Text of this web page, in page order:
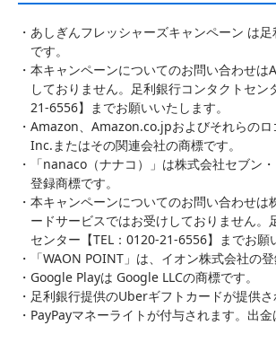
あしぎんフレッシャーズキャンペーン は
です。
本キャンペーンについてのお問い合わせは
しておりません。足利銀行コンタクトセン
21-6556】までお願いいたします。
Amazon、Amazon.co.jpおよびそれらの
Inc.またはその関連会社の商標です。
「nanaco（ナナコ）」は株式会社セブン
登録商標です。
本キャンペーンについてのお問い合わせは
ードサービスではお受けしておりません。
センター【TEL：0120-21-6556】までお願
「WAON POINT」は、イオン株式会社の登
Google Playは Google LLCの商標です。
足利銀行提供のUberギフトカードが提供さ
PayPayマネーライトが付与されます。出金